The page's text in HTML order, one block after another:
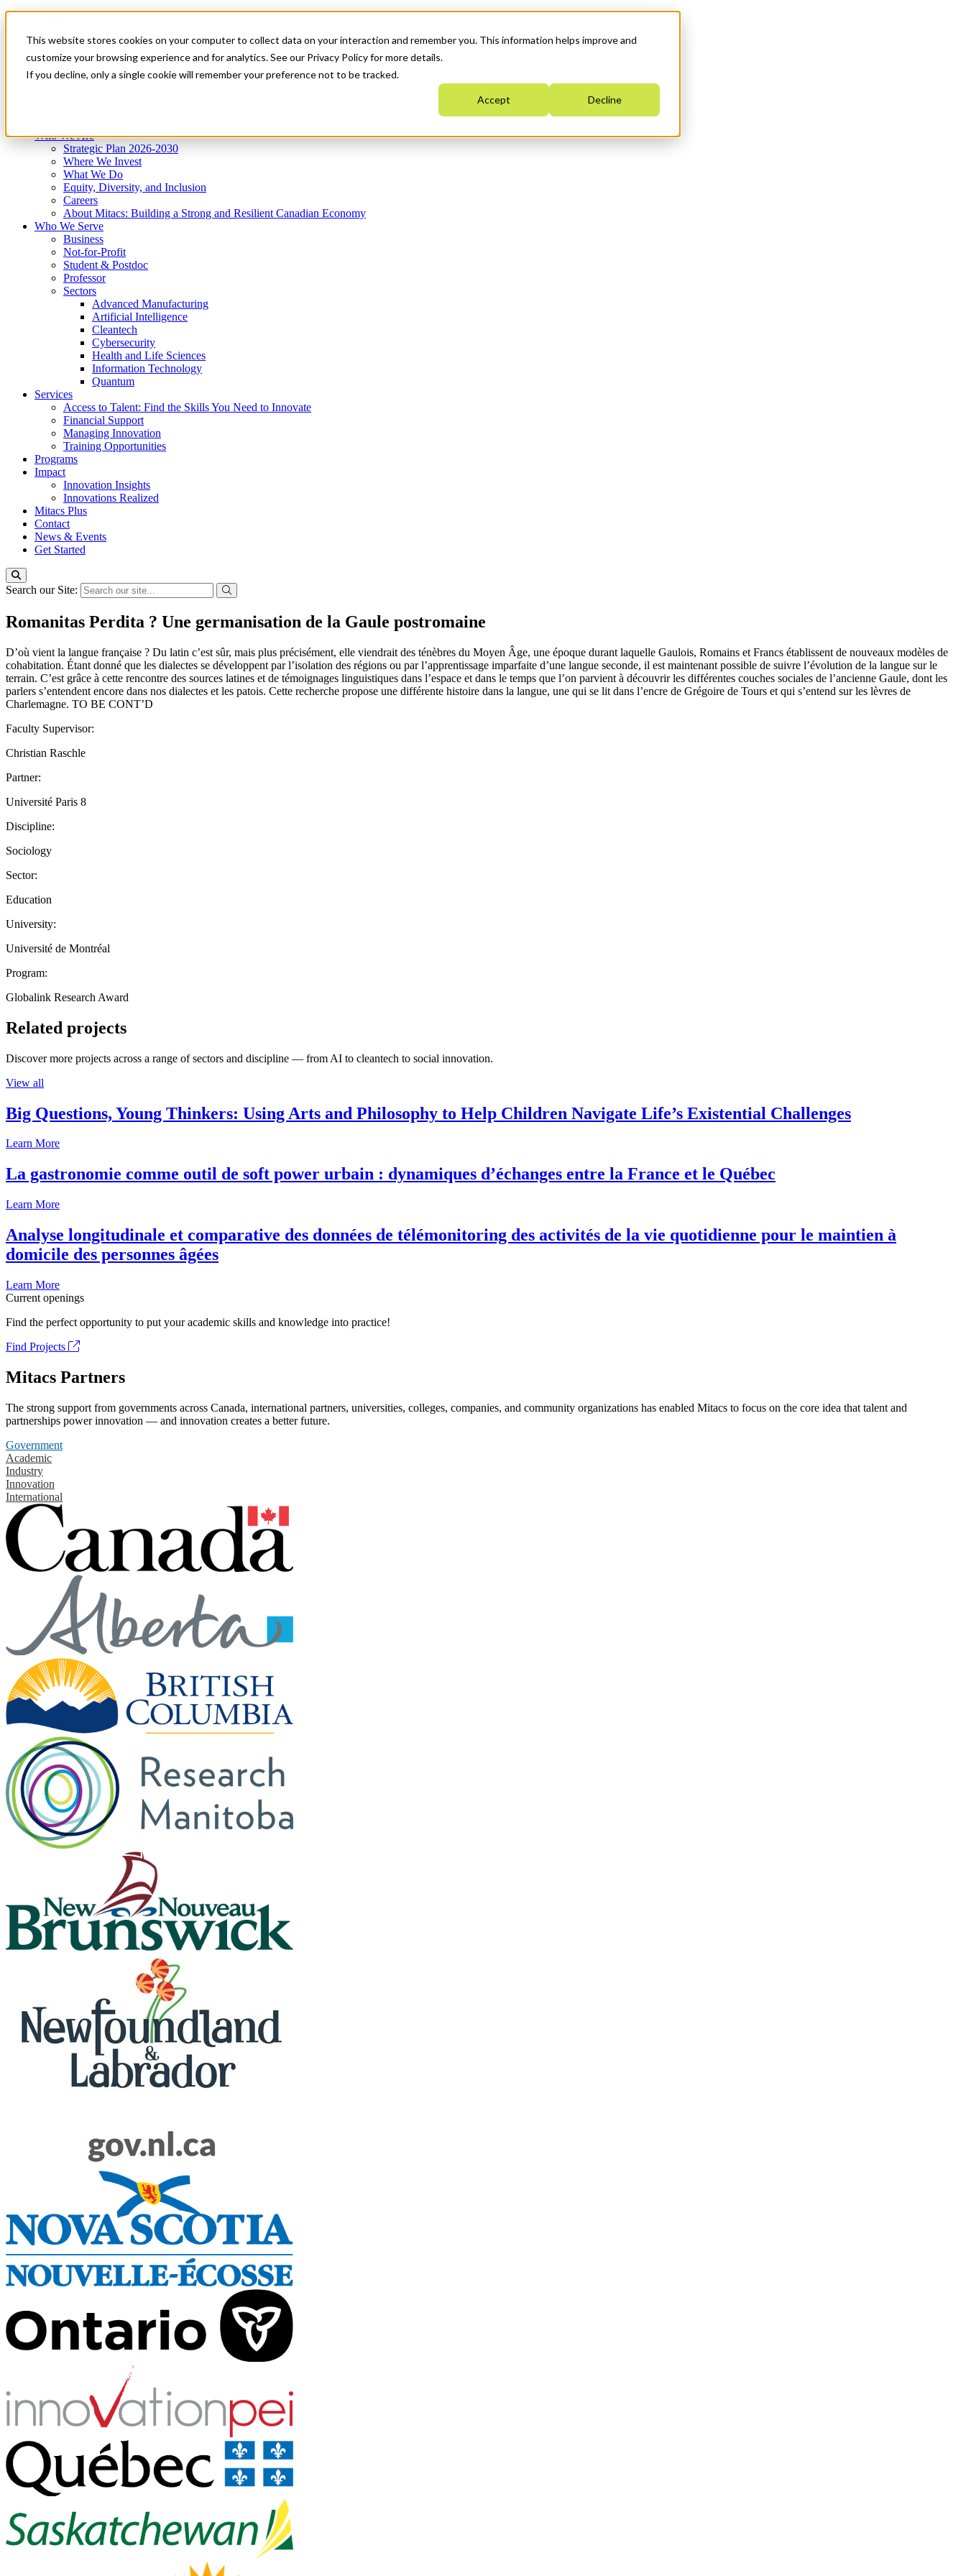
This website stores cookies on your computer to collect data on your interaction and remember you. This information helps improve and
customize your browsing experience and for analytics. See our Privacy Policy for more details.
If you decline, only a single cookie will remember your preference not to be tracked.
Accept Decline
News & Events
Get Started
Menu
Who We Are
Strategic Plan 2026-2030
Where We Invest
What We Do
Equity, Diversity, and Inclusion
Careers
About Mitacs: Building a Strong and Resilient Canadian Economy
Who We Serve
Business
Not-for-Profit
Student & Postdoc
Professor
Sectors
Advanced Manufacturing
Artificial Intelligence
Cleantech
Cybersecurity
Health and Life Sciences
Information Technology
Quantum
Services
Access to Talent: Find the Skills You Need to Innovate
Financial Support
Managing Innovation
Training Opportunities
Programs
Impact
Innovation Insights
Innovations Realized
Mitacs Plus
Contact
News & Events
Get Started
Search our Site:
Romanitas Perdita ? Une germanisation de la Gaule postromaine
D’où vient la langue française ? Du latin c’est sûr, mais plus précisément, elle viendrait des ténèbres du Moyen Âge, une époque durant laquelle Gaulois, Romains et Francs établissent de nouveaux modèles de
cohabitation. Étant donné que les dialectes se développent par l’isolation des régions ou par l’apprentissage imparfaite d’une langue seconde, il est maintenant possible de suivre l’évolution de la langue sur le
terrain. C’est grâce à cette rencontre des sources latines et de témoignages linguistiques dans l’espace et dans le temps que l’on parvient à découvrir les différentes couches sociales de l’ancienne Gaule, dont les
parlers s’entendent encore dans nos dialectes et les patois. Cette recherche propose une différente histoire dans la langue, une qui se lit dans l’encre de Grégoire de Tours et qui s’entend sur les lèvres de
Charlemagne. TO BE CONT’D
Faculty Supervisor:
Christian Raschle
Partner:
Université Paris 8
Discipline:
Sociology
Sector:
Education
University:
Université de Montréal
Program:
Globalink Research Award
Related projects
Discover more projects across a range of sectors and discipline — from AI to cleantech to social innovation.
View all
Big Questions, Young Thinkers: Using Arts and Philosophy to Help Children Navigate Life’s Existential Challenges
Learn More
La gastronomie comme outil de soft power urbain : dynamiques d’échanges entre la France et le Québec
Learn More
Analyse longitudinale et comparative des données de télémonitoring des activités de la vie quotidienne pour le maintien à
domicile des personnes âgées
Learn More
Current openings
Find the perfect opportunity to put your academic skills and knowledge into practice!
Find Projects
Mitacs Partners
The strong support from governments across Canada, international partners, universities, colleges, companies, and community organizations has enabled Mitacs to focus on the core idea that talent and
partnerships power innovation — and innovation creates a better future.
Government
Academic
Industry
Innovation
International